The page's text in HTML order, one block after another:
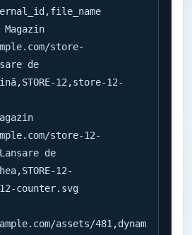
store-
de
12,store-12-
store-12-
de
12-
12-counter.svg
assets/481,dynam